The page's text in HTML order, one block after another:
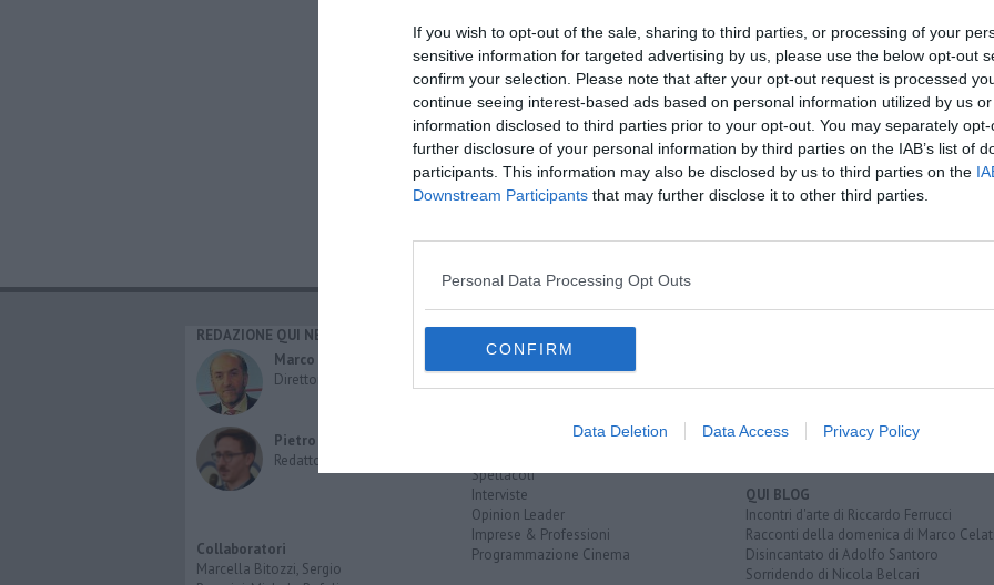
If you wish to opt-out of the sale, sharing to third parties, or processing of your
sensitive information for targeted advertising by us, please use the below opt-out
confirm your selection. Please note that after your opt-out request is processed
continue seeing interest-based ads based on personal information utilized by us
information disclosed to third parties prior to your opt-out. You may separately
further disclosure of your personal information by third parties on the IAB’s list of
participants. This information may also be disclosed by us to third parties on the
Downstream Participants that may further disclose it to other third parties.
Personal Data Processing Opt Outs
CONFIRM
Data Deletion Data Access Privacy Policy
REDAZIONE QUI NEWS
Marco Migli
Direttore Responsabile
Pietro Mattonai
Redattore
Collaboratori
Marcella Bitozzi, Sergio
Cronaca
Politica
Attualità
Spettacoli
Interviste
Opinion Leader
Imprese & Professioni
Programmazione Cinema
Più Letti del mese
Persone
QUI BLOG
Incontri d'arte di Riccardo Ferrucci
Racconti della domenica di Marco Celati
Disincantato di Adolfo Santoro
Sorridendo di Nicola Belcari